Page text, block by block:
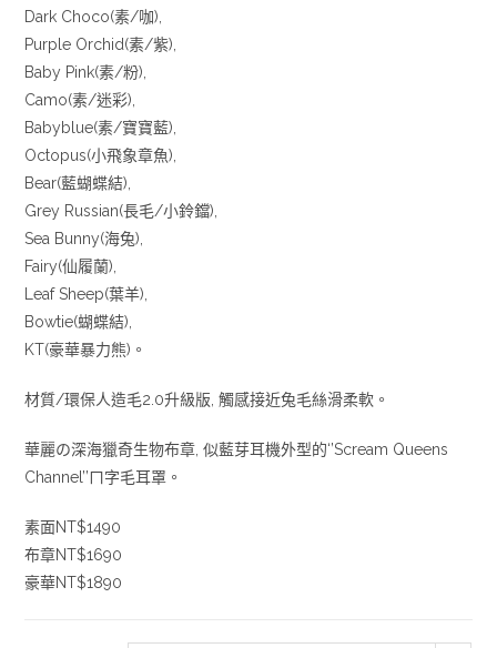
Dark Choco(素/咖),
Purple Orchid(素/紫),
Baby Pink(素/粉),
Camo(素/迷彩),
Babyblue(素/寶寶藍),
Octopus(小飛象章魚),
Bear(藍蝴蝶結),
Grey Russian(長毛/小鈴鐺),
Sea Bunny(海兔),
Fairy(仙履蘭),
Leaf Sheep(葉羊),
Bowtie(蝴蝶結),
KT(豪華暴力熊)。
材質/環保人造毛2.0升級版, 觸感接近兔毛絲滑柔軟。
華麗の深海獵奇生物布章, 似藍芽耳機外型的‘’Scream Queens
Channel’’ㄇ字毛耳罩。
素面NT$1490
布章NT$1690
豪華NT$1890